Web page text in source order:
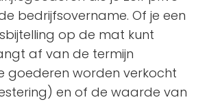
bedrijfsovername. Of je een
op de mat kunt
af van de termijn
goederen worden verkocht
en of de waarde van